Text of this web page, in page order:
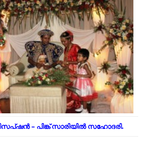
– പിങ്ക് സാരിയിൽ സഹോദരി.